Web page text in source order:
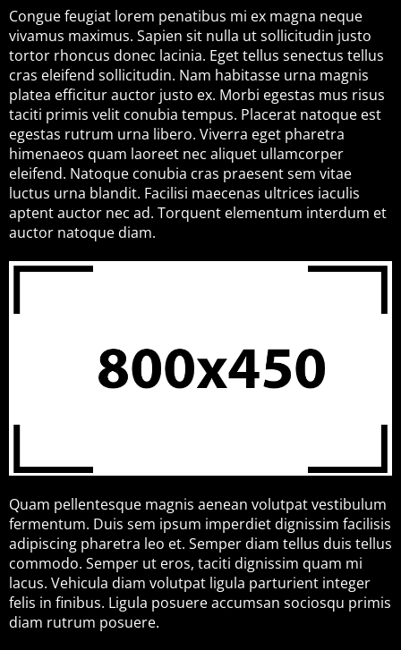
Congue feugiat lorem penatibus mi ex magna neque
vivamus maximus. Sapien sit nulla ut sollicitudin justo
tortor rhoncus donec lacinia. Eget tellus senectus tellus
cras eleifend sollicitudin. Nam habitasse urna magnis
platea efficitur auctor justo ex. Morbi egestas mus risus
taciti primis velit conubia tempus. Placerat natoque est
egestas rutrum urna libero. Viverra eget pharetra
himenaeos quam laoreet nec aliquet ullamcorper
eleifend. Natoque conubia cras praesent sem vitae
luctus urna blandit. Facilisi maecenas ultrices iaculis
aptent auctor nec ad. Torquent elementum interdum et
auctor natoque diam.
Quam pellentesque magnis aenean volutpat vestibulum
fermentum. Duis sem ipsum imperdiet dignissim facilisis
adipiscing pharetra leo et. Semper diam tellus duis tellus
commodo. Semper ut eros, taciti dignissim quam mi
lacus. Vehicula diam volutpat ligula parturient integer
felis in finibus. Ligula posuere accumsan sociosqu primis
diam rutrum posuere.